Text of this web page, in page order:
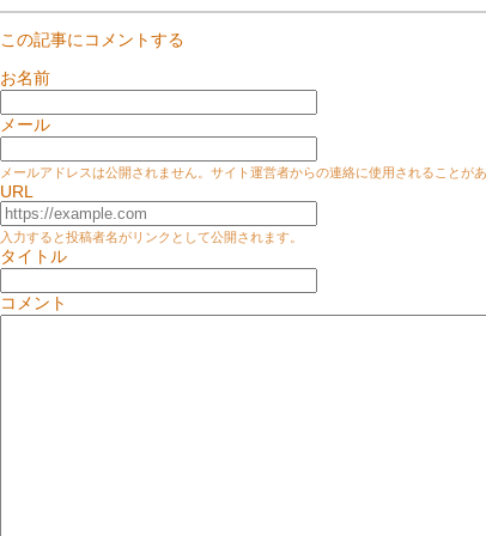
この記事にコメントする
お名前
メール
メールアドレスは公開されません。サイト運営者からの連絡に使用されることがあ
URL
入力すると投稿者名がリンクとして公開されます。
タイトル
コメント